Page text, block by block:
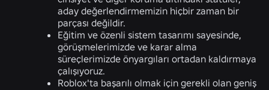
aday değerlendirmemizin hiçbir zaman bir
parçası değildir.
Eğitim ve özenli sistem tasarımı sayesinde,
görüşmelerimizde ve karar alma
süreçlerimizde önyargıları ortadan kaldırmaya
çalışıyoruz.
Roblox'ta başarılı olmak için gerekli olan geniş